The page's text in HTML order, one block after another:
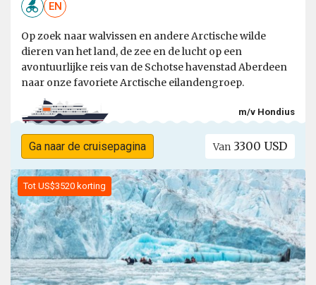
EN
Op zoek naar walvissen en andere Arctische wilde
dieren van het land, de zee en de lucht op een
avontuurlijke reis van de Schotse havenstad Aberdeen
naar onze favoriete Arctische eilandengroep.
m/v Hondius
Ga naar de cruisepagina Van 3300 USD
Tot US$3520 korting